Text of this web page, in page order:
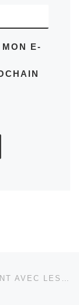
E-
OPTIMISEZ VOTRE RÉFÉRENCEMENT AVEC LES MEILLEURS MOTS CLÉS